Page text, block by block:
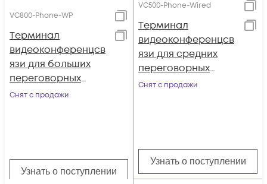
VC800-Phone-WP
Tерминал
видеоконференцсв
язи для больших
переговорных
комнат, Yealink
Снят с продажи
Узнать о поступлении
VC500-Phone-Wired
Tерминал
видеоконференцсв
язи для средних
переговорных
комнат, Yealink
Снят с продажи
Узнать о поступлении